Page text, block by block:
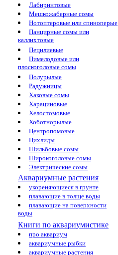
Лабиринтовые
Мешкожаберные сомы
Нотоптеровые или спиноперые
Панцирные сомы или
каллихтовые
Пецилиевые
Пимелодовые или
плоскоголовые сомы
Полурылые
Радужницы
Хаковые сомы
Харациновые
Хелостомовые
Хоботнорылые
Центропомовые
Цихлиды
Шильбовые сомы
Широкоголовые сомы
Электрические сомы
Аквариумные растения
укореняющиеся в грунте
плавающие в толще воды
плавающие на поверхности
воды
Книги по аквариумистике
про аквариум
аквариумные рыбки
аквариумные растения